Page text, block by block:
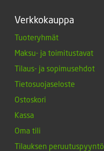
Verkkokauppa
Tuoteryhmät
Maksu- ja toimitustavat
Tilaus- ja sopimusehdot
Tietosuojaseloste
Ostoskori
Kassa
Oma tili
Tilauksen peruutuspyyntö